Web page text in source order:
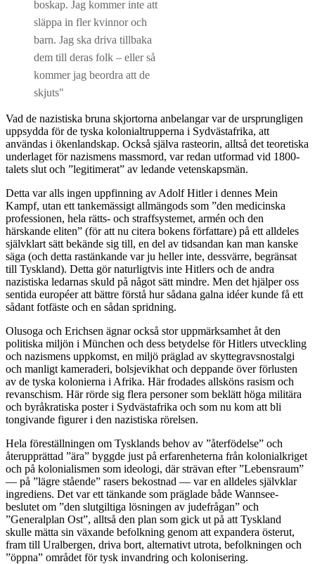
boskap. Jag kommer inte att
släppa in fler kvinnor och
barn. Jag ska driva tillbaka
dem till deras folk – eller så
kommer jag beordra att de
skjuts"
Vad de nazistiska bruna skjortorna anbelangar var de ursprungligen
uppsydda för de tyska kolonialtrupperna i Sydvästafrika, att
användas i ökenlandskap. Också själva rasteorin, alltså det teoretiska
underlaget för nazismens massmord, var redan utformad vid 1800-
talets slut och ”legitimerat” av ledande vetenskapsmän.
Detta var alls ingen uppfinning av Adolf Hitler i dennes Mein
Kampf, utan ett tankemässigt allmängods som ”den medicinska
professionen, hela rätts- och straffsystemet, armén och den
härskande eliten” (för att nu citera bokens författare) på ett alldeles
självklart sätt bekände sig till, en del av tidsandan kan man kanske
säga (och detta rastänkande var ju heller inte, dessvärre, begränsat
till Tyskland). Detta gör naturligtvis inte Hitlers och de andra
nazistiska ledarnas skuld på något sätt mindre. Men det hjälper oss
sentida européer att bättre förstå hur sådana galna idéer kunde få ett
sådant fotfäste och en sådan spridning.
Olusoga och Erichsen ägnar också stor uppmärksamhet åt den
politiska miljön i München och dess betydelse för Hitlers utveckling
och nazismens uppkomst, en miljö präglad av skyttegravsnostalgi
och manligt kameraderi, bolsjevikhat och deppande över förlusten
av de tyska kolonierna i Afrika. Här frodades allsköns rasism och
revanschism. Här rörde sig flera personer som beklätt höga militära
och byråkratiska poster i Sydvästafrika och som nu kom att bli
tongivande figurer i den nazistiska rörelsen.
Hela föreställningen om Tysklands behov av ”återfödelse” och
återupprättad ”ära” byggde just på erfarenheterna från kolonialkriget
och på kolonialismen som ideologi, där strävan efter ”Lebensraum”
— på ”lägre stående” rasers bekostnad — var en alldeles självklar
ingrediens. Det var ett tänkande som präglade både Wannsee-
beslutet om ”den slutgiltiga lösningen av judefrågan” och
”Generalplan Ost”, alltså den plan som gick ut på att Tyskland
skulle mätta sin växande befolkning genom att expandera österut,
fram till Uralbergen, driva bort, alternativt utrota, befolkningen och
”öppna” området för tysk invandring och kolonisering.